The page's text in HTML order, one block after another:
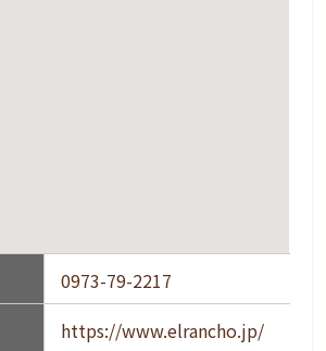
0973-79-2217
https://www.elrancho.jp/